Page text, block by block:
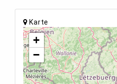
Karte
+
−